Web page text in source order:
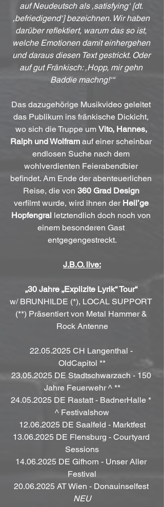
auf Neudeutsch als ‚satisfying‘ [dt.
‚befriedigend‘] bezeichnen. Wir haben
darüber reflektiert, warum das so ist,
welche Emotionen damit einhergehen
und daraus diesen Text gestrickt. Oder
auf gut Fränkisch: ‚Hopp, mir gehn
Baddie machng!‘“
Das dazugehörige Musikvideo geleitet
das Publikum ins fränkische Dickicht,
wo sich die Truppe um Vito, Hannes,
Ralph und Wolfram auf einer scheinbar
endlosen Suche nach dem
wohlverdienten Feierabendbier
befindet. Am Ende der abenteuerlichen
Reise, die von 360 Grad Design
verfilmt wurde, wird ihnen der Heil’ge
Hopfengral letztendlich doch noch von
einem besonderen Gast
entgegengestreckt.
J.B.O. live:
„30 Jahre „Explizite Lyrik“ Tour“
w/ BRUNHILDE (*), LOCAL SUPPORT
(**) Präsentiert von Metal Hammer &
Rock Antenne
22.05.2025 CH Langenthal -
OldCapitol **
23.05.2025 DE Stadtschwarzach - 150
Jahre Feuerwehr ^ **
24.05.2025 DE Rastatt - BadnerHalle *
^ Festivalshow
12.06.2025 DE Saalfeld - Marktfest
13.06.2025 DE Flensburg - Courtyard
Sessions
14.06.2025 DE Gifhorn - Unser Aller
Festival
20.06.2025 AT Wien - Donauinselfest
NEU